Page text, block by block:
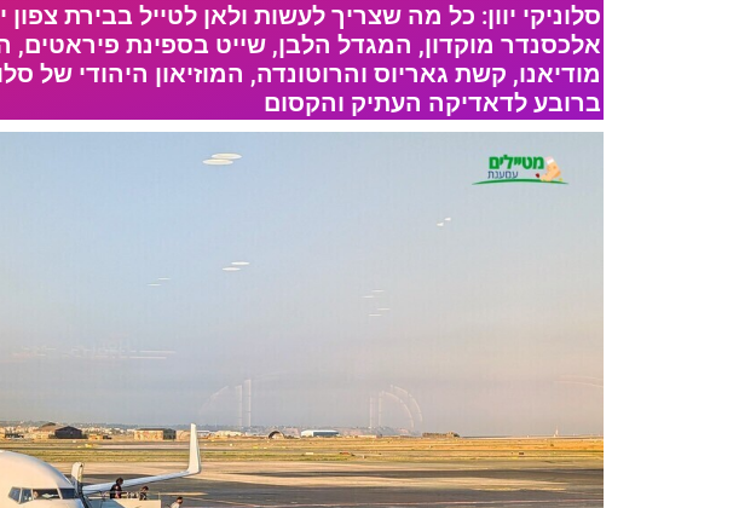
סלוניקי יוון: כל מה שצריך לעשות ולאן לטייל בבירת צפון
אלכסנדר מוקדון, המגדל הלבן, שייט בספינת פיראטים,
מודיאנו, קשת גאריוס והרוטונדה, המוזיאון היהודי של
ברובע לדאדיקה העתיק והקסום